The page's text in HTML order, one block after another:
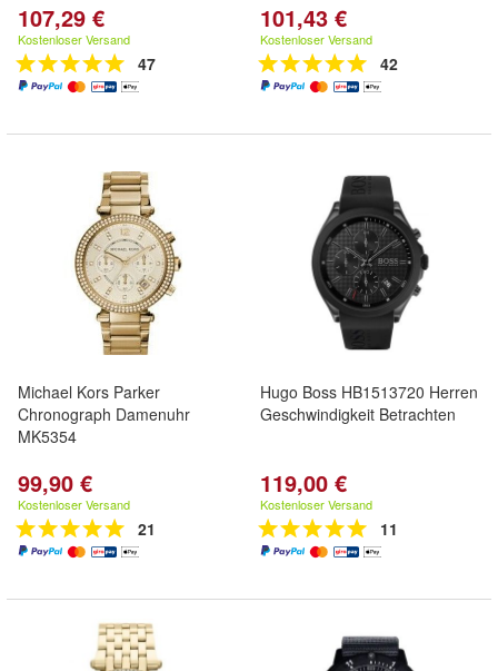
107,29 €
Kostenloser Versand
47
101,43 €
Kostenloser Versand
42
Michael Kors Parker
Chronograph Damenuhr
MK5354
99,90 €
Kostenloser Versand
21
Hugo Boss HB1513720 Herren
Geschwindigkeit Betrachten
119,00 €
Kostenloser Versand
11